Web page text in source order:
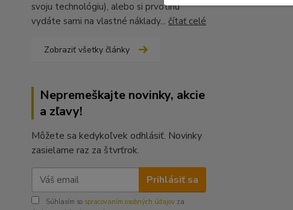
svoju technológiu), alebo si prvotinu
vydáte sami na vlastné náklady... čítať celé
Zobraziť všetky články
Nepremeškajte novinky, akcie
a zľavy!
Môžete sa kedykoľvek odhlásiť. Novinky
zasielame raz za štvrťrok.
Prihlásiť sa
Súhlasím so spracovaním osobných údajov za